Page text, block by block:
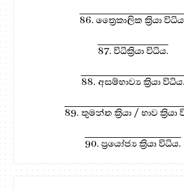
86. ත්‍රෛකාලික ක්‍රියා
87. විධික්‍රියා විධිය.
88. අසම්භාව්‍ය ක්‍රියා විධිය.
89. තුමන්ත ක්‍රියා / භාව ක්‍රියා
90. ප්‍රයෝජ්‍ය ක්‍රියා විධිය.